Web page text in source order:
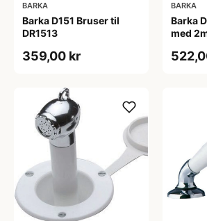
BARKA
Barka D151 Bruser til
DR1513
359,00 kr
BARKA
Barka
med